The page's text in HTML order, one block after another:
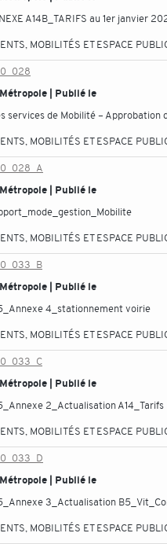
A14B_TARIFS au 1er janvier
MOBILITÉS ET ESPACE
| Publié le
services de Mobilité –
MOBILITÉS ET ESPACE
| Publié le
MOBILITÉS ET ESPACE
| Publié le
4_stationnement voirie
MOBILITÉS ET ESPACE
| Publié le
2_Actualisation A14_Tarifs
MOBILITÉS ET ESPACE
| Publié le
3_Actualisation
MOBILITÉS ET ESPACE